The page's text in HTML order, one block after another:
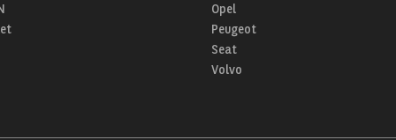
Opel
Peugeot
Seat
Volvo